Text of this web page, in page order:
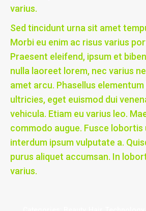
varius.
Sed tincidunt urna sit amet
Morbi eu enim ac risus varius
Praesent eleifend, ipsum et
nulla laoreet lorem, nec varius
amet arcu. Phasellus
ultricies, eget euismod dui
vehicula. Etiam eu varius leo.
commodo augue. Fusce lobortis
interdum ipsum vulputate a.
purus aliquet accumsan. In
varius.